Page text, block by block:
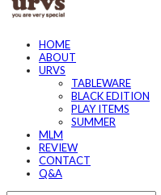
HOME
ABOUT
URVS
TABLEWARE
BLACK EDITION
PLAY ITEMS
SUMMER
MLM
REVIEW
CONTACT
Q&A